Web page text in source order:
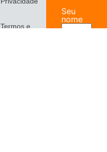
Termos e
Seu
nome